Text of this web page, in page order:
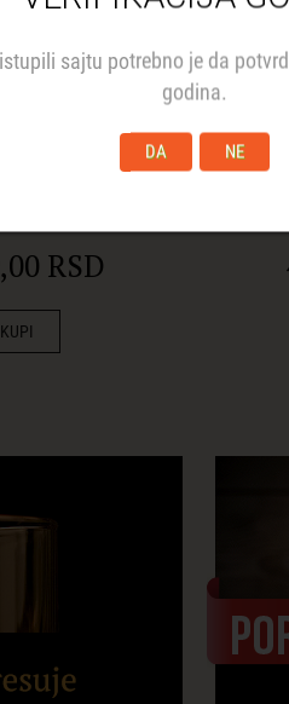
sajtu potrebno je da
godina.
DA NE
40% 0.70l
RSD
KUPI